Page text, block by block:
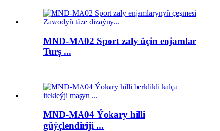
MND-MA02 Sport zaly üçin enjamlar
Turş ...
MND-MA04 Ýokary hilli
güýçlendiriji ...